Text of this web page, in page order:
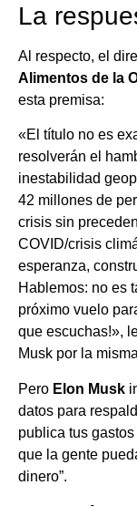
La
Al respecto, el
Alimentos de la
esta premisa:
«El título no es
resolverán el
inestabilidad
42 millones de
crisis sin
COVID/crisis
esperanza,
Hablemos: no es
próximo vuelo
que escuchas!»,
Musk por la
Pero Elon Musk
datos para
publica tus
que la gente
dinero”.